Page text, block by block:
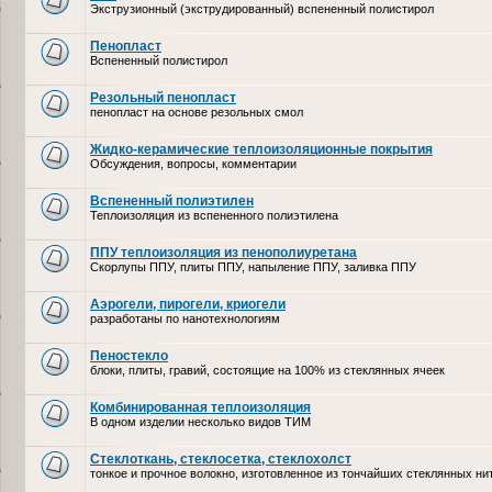
Экструзионный (экструдированный) вспененный полистирол
Пенопласт
Вспененный полистирол
Резольный пенопласт
пенопласт на основе резольных смол
Жидко-керамические теплоизоляционные покрытия
Обсуждения, вопросы, комментарии
Вспененный полиэтилен
Теплоизоляция из вспененного полиэтилена
ППУ теплоизоляция из пенополиуретана
Скорлупы ППУ, плиты ППУ, напыление ППУ, заливка ППУ
Аэрогели, пирогели, криогели
разработаны по нанотехнологиям
Пеностекло
блоки, плиты, гравий, состоящие на 100% из стеклянных ячеек
Комбинированная теплоизоляция
В одном изделии несколько видов ТИМ
Стеклоткань, стеклосетка, cтеклохолст
тонкое и прочное волокно, изготовленное из тончайших стеклянных